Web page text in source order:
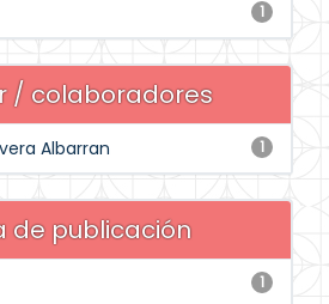
1
/ colaboradores
1
Albarran
de publicación
1